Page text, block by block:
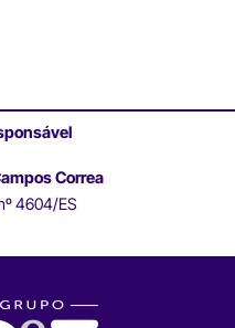
Correa
4604/ES